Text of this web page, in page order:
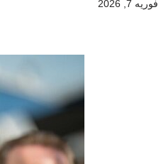
فوریه 7, 2026